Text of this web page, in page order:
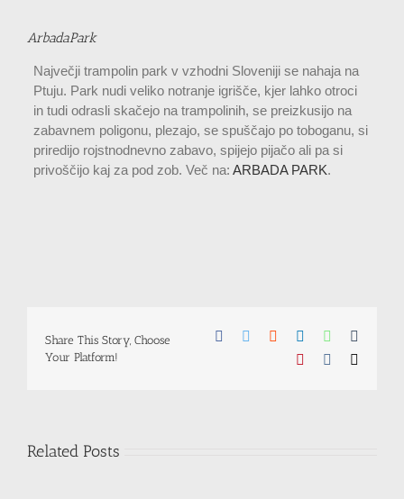
ArbadaPark
Največji trampolin park v vzhodni Sloveniji se nahaja na
Ptuju. Park nudi veliko notranje igrišče, kjer lahko otroci
in tudi odrasli skačejo na trampolinih, se preizkusijo na
zabavnem poligonu, plezajo, se spuščajo po toboganu, si
priredijo rojstnodnevno zabavo, spijejo pijačo ali pa si
privoščijo kaj za pod zob. Več na:ARBADA PARK.
Share This Story, Choose
Your Platform!
Facebook
TwitterReddit LinkedInWhatsApp
Pinterest
Related Posts